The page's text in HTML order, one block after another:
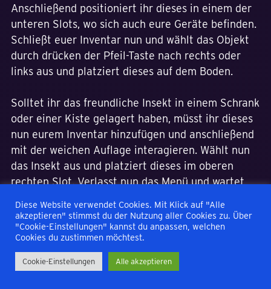
Anschließend positioniert ihr dieses in einem der
unteren Slots, wo sich auch eure Geräte befinden.
Schließt euer Inventar nun und wählt das Objekt
durch drücken der Pfeil-Taste nach rechts oder
links aus und platziert dieses auf dem Boden.
Solltet ihr das freundliche Insekt in einem Schrank
oder einer Kiste gelagert haben, müsst ihr dieses
nun eurem Inventar hinzufügen und anschließend
mit der weichen Auflage interagieren. Wählt nun
das Insekt aus und platziert dieses im oberen
rechten Slot. Verlasst nun das Menü und wartet,
ihr hier die Interaktion, das Insekt zu streicheln.
Sollte diese Interaktion hier nicht zur Auswahl
erscheinen, müsst ihr das Spiel speichern und
anschließend verlassen. Startet dann den
Diese Website verwendet Cookies. Mit Klick auf "Alle
akzeptieren" stimmst du der Nutzung aller Cookies zu. Über
"Cookie-Einstellungen" kannst du anpassen, welchen
Cookies du zustimmen möchtest.
Cookie-Einstellungen Alle akzeptieren